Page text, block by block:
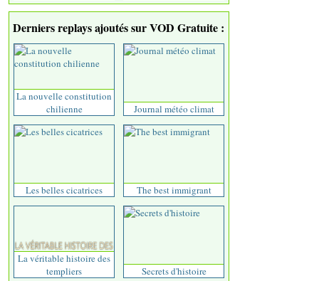
Derniers replays ajoutés sur VOD Gratuite :
La nouvelle constitution
chilienne
Journal météo climat
Les belles cicatrices The best immigrant
La véritable histoire des
templiers
Secrets d'histoire